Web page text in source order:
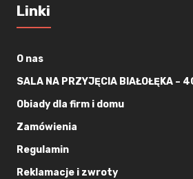
Linki
O nas
SALA NA PRZYJĘCIA BIAŁOŁĘKA –
Obiady dla firm i domu
Zamówienia
Regulamin
Reklamacje i zwroty